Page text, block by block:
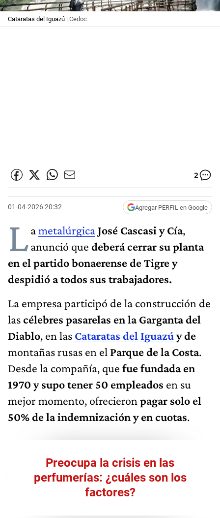
Cataratas del Iguazú | Cedoc
2
01-04-2026 20:32 Agregar PERFIL en Google
LametalúrgicaJosé Cascasi y Cía,
anunció que deberá cerrar su planta
en el partido bonaerense de Tigrey
despidió a todos sus trabajadores.
La empresa participó de la construcción de
lascélebres pasarelas en la Garganta del
Diablo, en las Cataratas del Iguazúy de
montañas rusas en el Parque de la Costa.
Desde la compañía, que fue fundada en
1970 y supo tener 50 empleados en su
mejor momento, ofrecieron pagar solo el
50% de la indemnización y en cuotas.
Preocupa la crisis en las
perfumerías: ¿cuáles son los
factores?